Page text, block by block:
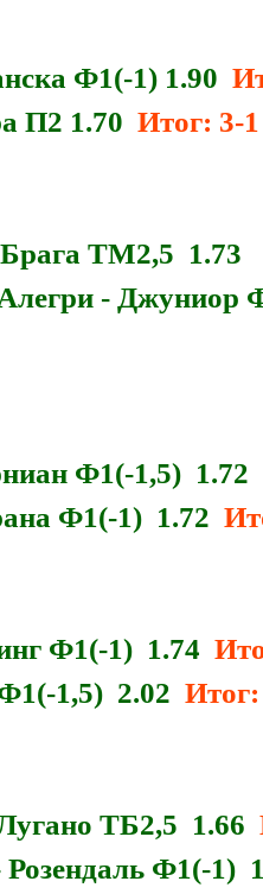
Ф1(-1) 1.90
П2 1.70 Итог: 3-
ТМ2,5 1.73
-
Ф1(-1,5) 1.72
Ф1(-1) 1.72
Ф1(-1) 1.74
1,5) 2.02
ТБ2,5 1.66
Розендаль Ф1(-1)